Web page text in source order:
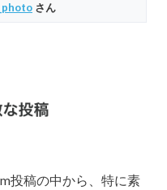
さん
投稿の中から、特に素